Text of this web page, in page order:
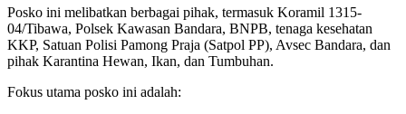
Posko ini melibatkan berbagai pihak, termasuk Koramil 1315-
04/Tibawa, Polsek Kawasan Bandara, BNPB, tenaga kesehatan
KKP, Satuan Polisi Pamong Praja (Satpol PP), Avsec Bandara, dan
pihak Karantina Hewan, Ikan, dan Tumbuhan.
Fokus utama posko ini adalah: